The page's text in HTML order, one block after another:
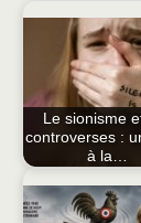
Le sionisme
controverses :
à la…